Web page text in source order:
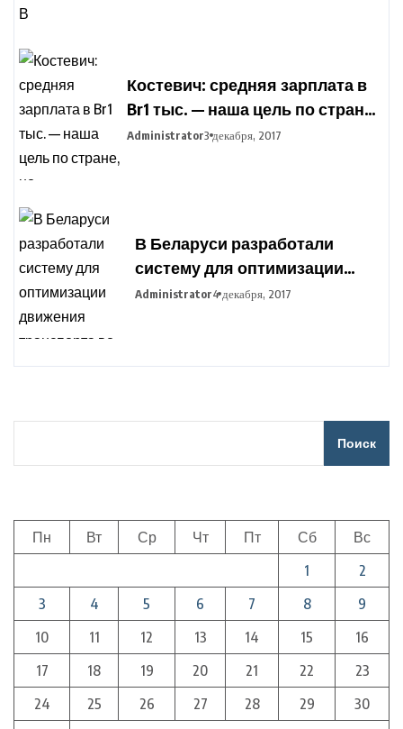
Костевич: средняя зарплата в
Br1 тыс. — наша цель по стране,
но дифференциация по
Administrator3 декабря, 2017
В Беларуси разработали
систему для оптимизации
движения транспорта во
Administrator4 декабря, 2017
Поиск
Пн Вт Ср Чт Пт Сб
Вс
1
2
3
4 5 6 7 8
9
10
11 12 13 14 15
16
17
18 19 20 21 22
23
24
25 26 27 28 29
30